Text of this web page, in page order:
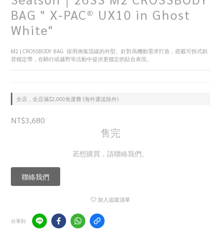
BAG " X-PAC® UX10 in Ghost
White"
M2 | CROSSBODY BAG  採用俐落流線的外型。針對高機動需求打造，搭載可拆式斜
背穩定帶，在騎行或越野等活動中提供更穩定的貼合表現。
全店，全店滿$2,000免運費 (海外運送除外)
NT$3,680
售完
若想購買，請聯絡我們。
聯絡我們
加入追蹤清單
分享到